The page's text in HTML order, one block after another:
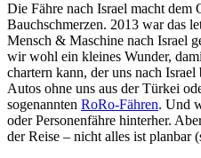
Die Fähre nach Israel macht dem
Bauchschmerzen. 2013 war das
Mensch & Maschine nach Israel
wir wohl ein kleines Wunder,
chartern kann, der uns nach
Autos ohne uns aus der Türkei
sogenannten RoRo-Fähren. Und
oder Personenfähre hinterher.
der Reise – nicht alles ist planbar